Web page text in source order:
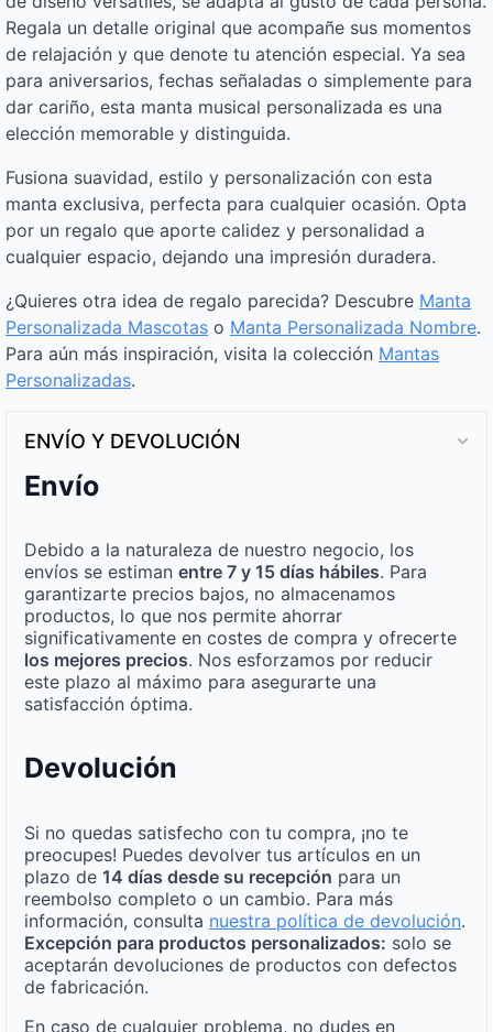
Regala un detalle original que acompañe sus momentos
de relajación y que denote tu atención especial. Ya sea
para aniversarios, fechas señaladas o simplemente para
dar cariño, esta manta musical personalizada es una
elección memorable y distinguida.
Fusiona suavidad, estilo y personalización con esta
manta exclusiva, perfecta para cualquier ocasión. Opta
por un regalo que aporte calidez y personalidad a
cualquier espacio, dejando una impresión duradera.
¿Quieres otra idea de regalo parecida? Descubre Manta
Personalizada Mascotas o Manta Personalizada Nombre.
Para aún más inspiración, visita la colección Mantas
Personalizadas.
ENVÍO Y DEVOLUCIÓN
Envío
Debido a la naturaleza de nuestro negocio, los
envíos se estiman entre 7 y 15 días hábiles. Para
garantizarte precios bajos, no almacenamos
productos, lo que nos permite ahorrar
significativamente en costes de compra y ofrecerte
los mejores precios. Nos esforzamos por reducir
este plazo al máximo para asegurarte una
satisfacción óptima.
Devolución
Si no quedas satisfecho con tu compra, ¡no te
preocupes! Puedes devolver tus artículos en un
plazo de 14 días desde su recepción para un
reembolso completo o un cambio. Para más
información, consulta nuestra política de devolución.
Excepción para productos personalizados: solo se
aceptarán devoluciones de productos con defectos
de fabricación.
En caso de cualquier problema, no dudes en